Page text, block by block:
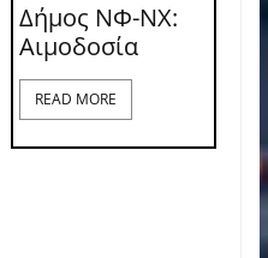
Δήμος ΝΦ-ΝΧ:
Aιμοδοσία
READ MORE